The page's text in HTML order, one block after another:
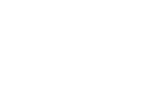
contenidos curriculares.